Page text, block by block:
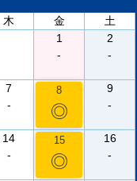
木 金
土
1
-
2
-
7
-
8
◎
9
-
14
-
15
◎
16
-